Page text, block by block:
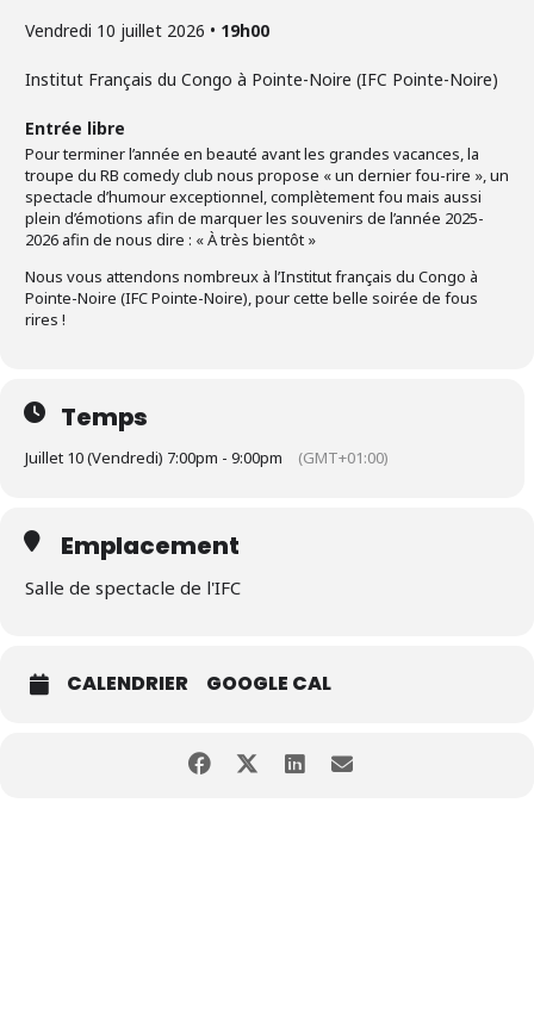
Vendredi 10 juillet 2026 • 19h00
Institut Français du Congo à Pointe-Noire (IFC Pointe-Noire)
Entrée libre
Pour terminer l’année en beauté avant les grandes vacances, la
troupe du RB comedy club nous propose « un dernier fou-rire », un
spectacle d’humour exceptionnel, complètement fou mais aussi
plein d’émotions afin de marquer les souvenirs de l’année 2025-
2026 afin de nous dire : « À très bientôt »
Nous vous attendons nombreux à l’Institut français du Congo à
Pointe-Noire (IFC Pointe-Noire), pour cette belle soirée de fous
rires !
Temps
Juillet 10 (Vendredi) 7:00pm - 9:00pm (GMT+01:00)
Emplacement
Salle de spectacle de l'IFC
CALENDRIER GOOGLE CAL